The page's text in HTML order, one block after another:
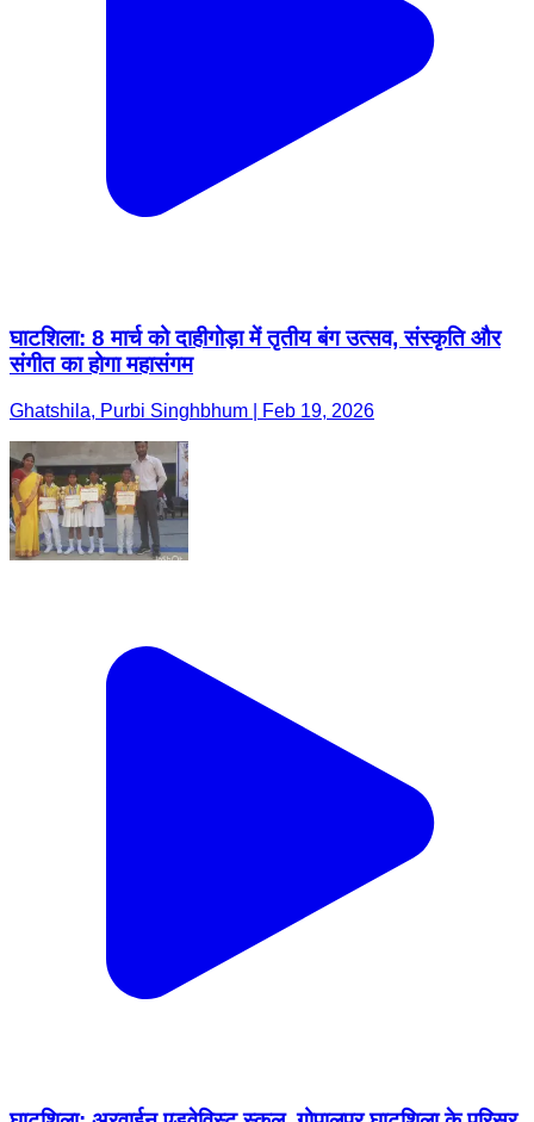
घाटशिला: 8 मार्च को दाहीगोड़ा में तृतीय बंग उत्सव, संस्कृति और
संगीत का होगा महासंगम
Ghatshila, Purbi Singhbhum | Feb 19, 2026